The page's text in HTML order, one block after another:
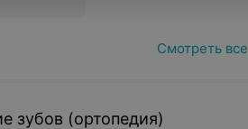
Смотреть все
зубов (ортопедия)